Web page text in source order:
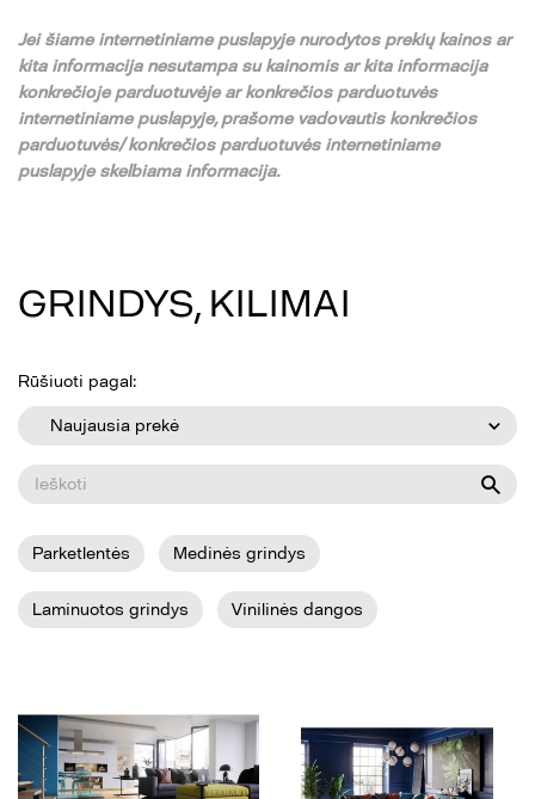
Jeišiame internetiniame puslapyje nurodytos prekiųkainos ar
kita informacija nesutampa sukainomis ar kita informacija
konkrečioje parduotuvėje ar konkrečios parduotuvės
internetiniame puslapyje,prašome vadovautis konkrečios
parduotuvės/ konkrečios parduotuvės internetiniame
puslapyje skelbiama informacija.
GRINDYS, KILIMAI
Rūšiuoti pagal:
Naujausia prekė
Parketlentės Medinės grindys
Laminuotos grindys Vinilinės dangos